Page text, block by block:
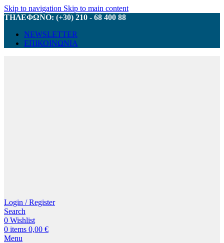
Skip to navigation Skip to main content
ΤΗΛΕΦΩΝΟ: (+30) 210 - 68 400 88
NEWSLETTER
ΕΠΙΚΟΙΝΩΝΙΑ
Login / Register
Search
0 Wishlist
0 items 0,00 €
Menu